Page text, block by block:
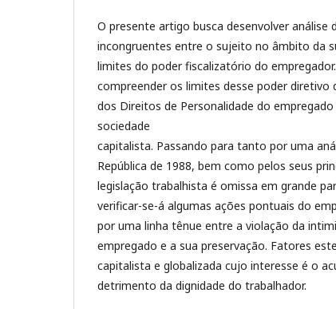
O presente artigo busca desenvolver
incongruentes entre o sujeito no âmbito da
limites do poder fiscalizatório do
compreender os limites desse poder diretivo
dos Direitos de Personalidade do
sociedade
capitalista. Passando para tanto por uma
República de 1988, bem como pelos seus
legislação trabalhista é omissa em grande
verificar-se-á algumas ações pontuais do
por uma linha tênue entre a violação da
empregado e a sua preservação. Fatores
capitalista e globalizada cujo interesse é o
detrimento da dignidade do trabalhador.